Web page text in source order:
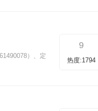
）、定
9
热度:1794